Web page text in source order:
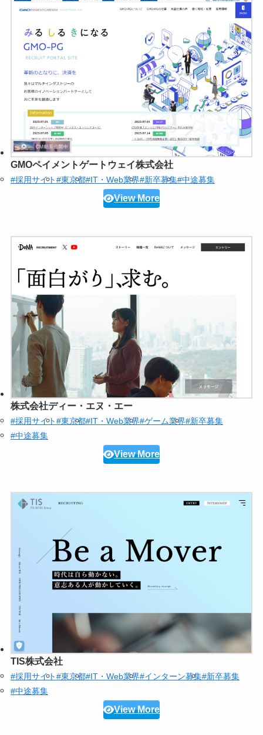
GMOペイメントゲートウェイ株式会社
#採用サイト#東京都#IT・Web業界#新卒募集#中途募集
View More
株式会社ディー・エヌ・エー
#採用サイト#東京都#IT・Web業界#ゲーム業界#新卒募集
#中途募集
View More
TIS株式会社
#採用サイト#東京都#IT・Web業界#インターン募集#新卒募集
#中途募集
View More